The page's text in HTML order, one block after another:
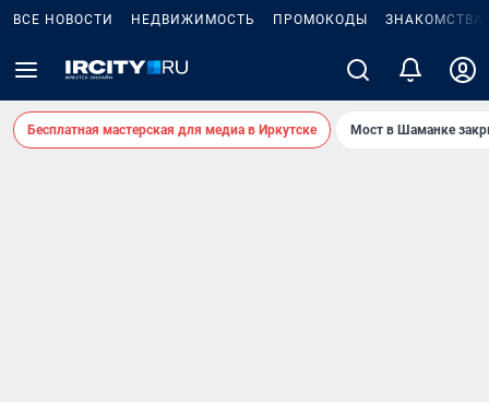
ВСЕ НОВОСТИ НЕДВИЖИМОСТЬ ПРОМОКОДЫ ЗНАКОМСТВА
Бесплатная мастерская для медиа в Иркутске Мост в Шаманке